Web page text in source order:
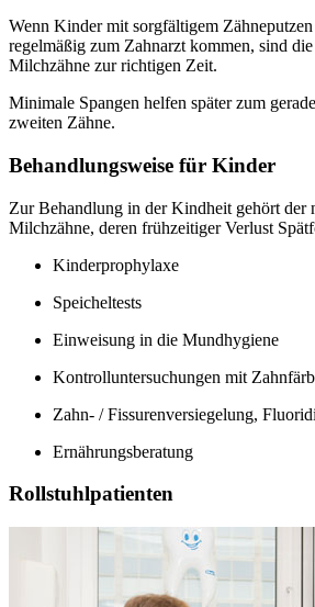
Wenn Kinder mit sorgfältigem
regelmäßig zum Zahnarzt kommen, sind
Milchzähne zur richtigen Zeit.
Minimale Spangen helfen später zum
zweiten Zähne.
Behandlungsweise für Kinder
Zur Behandlung in der Kindheit gehört der
Milchzähne, deren frühzeitiger Verlust
Kinderprophylaxe
Speicheltests
Einweisung in die Mundhygiene
Kontrolluntersuchungen mit
Zahn- / Fissurenversiegelung,
Ernährungsberatung
Rollstuhlpatienten